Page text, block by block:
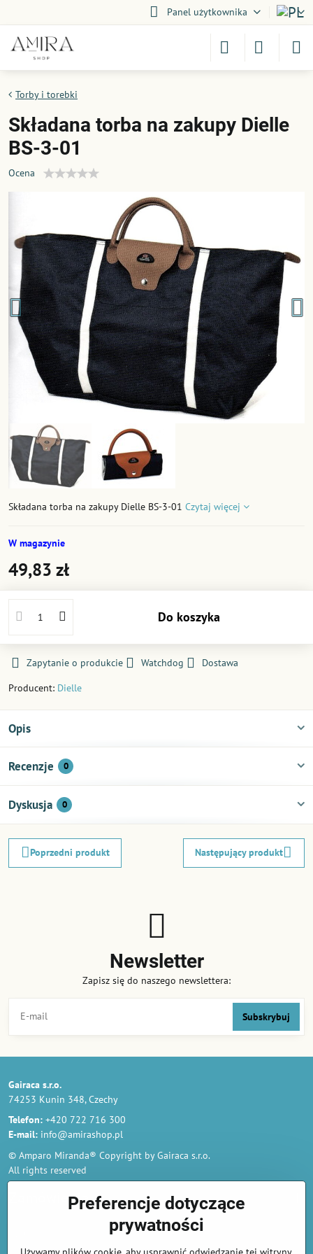
Panel użytkownika
Torby i torebki
Składana torba na zakupy Dielle
BS-3-01
Ocena
Składana torba na zakupy Dielle BS-3-01 Czytaj więcej
W magazynie
49,83 zł
Do koszyka
Zapytanie o produkcie Watchdog
Dostawa
Producent: Dielle
Opis
Recenzje 0
Dyskusja 0
Poprzedni produkt Następujący produkt
Newsletter
Zapisz się do naszego newslettera:
Subskrybuj
Gairaca s.r.o.
74253 Kunin 348, Czechy
Telefon: +420 722 716 300
E-mail: info@amirashop.pl
© Amparo Miranda® Copyright by Gairaca s.r.o.
All rights reserved
ZamówieniaPreferencje dotyczące
prywatności